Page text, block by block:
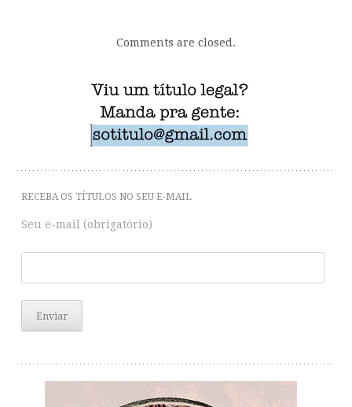
Comments are closed.
RECEBA OS TÍTULOS NO SEU E-MAIL
Seu e-mail (obrigatório)